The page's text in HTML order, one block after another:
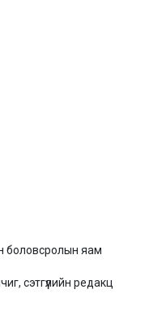
боловсролын яам
сэтгүүлийн редакц